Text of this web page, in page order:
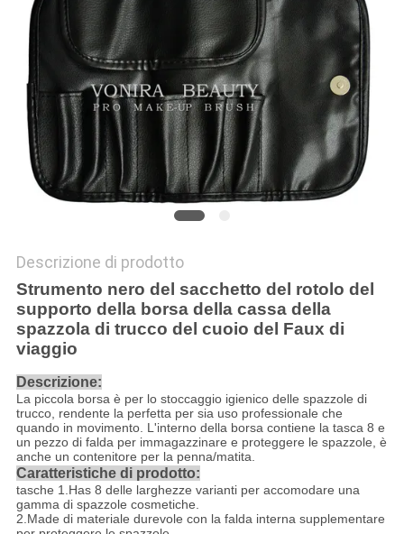
Descrizione di prodotto
Strumento nero del sacchetto del rotolo del
supporto della borsa della cassa della
spazzola di trucco del cuoio del Faux di
viaggio
Descrizione:
La piccola borsa è per lo stoccaggio igienico delle spazzole di
trucco, rendente la perfetta per sia uso professionale che
quando in movimento. L'interno della borsa contiene la tasca 8 e
un pezzo di falda per immagazzinare e proteggere le spazzole, è
anche un contenitore per la penna/matita.
Caratteristiche di prodotto:
tasche 1.Has 8 delle larghezze varianti per accomodare una
gamma di spazzole cosmetiche.
2.Made di materiale durevole con la falda interna supplementare